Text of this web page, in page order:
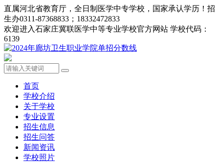
直属河北省教育厅，全日制医学中专学校，国家承认学历！招
生办0311-87368833；18332472833
欢迎进入石家庄冀联医学中等专业学校官方网站 学校代码：
6139
首页
学校介绍
关于学校
专业设置
招生信息
招生问答
新闻资讯
学校照片